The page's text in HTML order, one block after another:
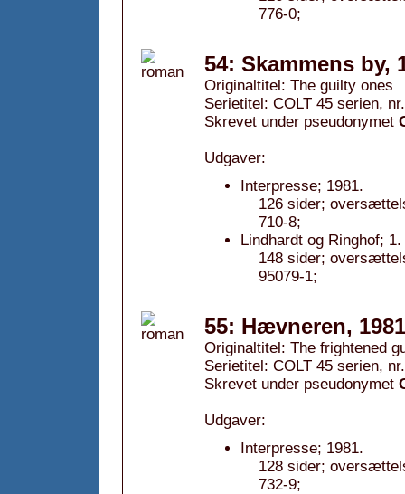
776-0;
54: Skammens by,
Originaltitel: The guilty ones
Serietitel: COLT 45 serien,
Skrevet under pseudonymet
Udgaver:
Interpresse; 1981.
126 sider;
710-8;
Lindhardt og Ringhof;
148 sider;
95079-1;
55: Hævneren, 1981
Originaltitel: The frightened
Serietitel: COLT 45 serien,
Skrevet under pseudonymet
Udgaver:
Interpresse; 1981.
128 sider;
732-9;